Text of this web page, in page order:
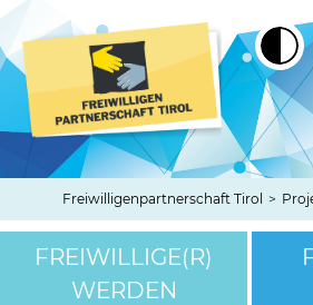
Freiwilligenpartnerschaft Tirol >
FREIWILLIGE(R)
WERDEN